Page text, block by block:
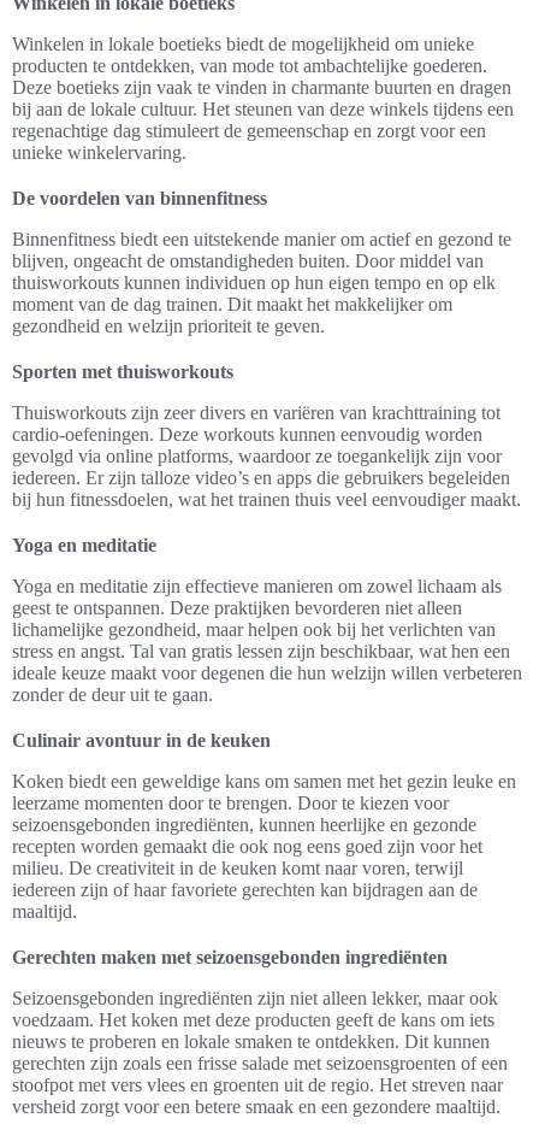
Winkelen in lokale boetieks biedt de mogelijkheid om unieke
producten te ontdekken, van mode tot ambachtelijke goederen.
Deze boetieks zijn vaak te vinden in charmante buurten en dragen
bij aan de lokale cultuur. Het steunen van deze winkels tijdens een
regenachtige dag stimuleert de gemeenschap en zorgt voor een
unieke winkelervaring.
De voordelen van binnenfitness
Binnenfitness biedt een uitstekende manier om actief en gezond te
blijven, ongeacht de omstandigheden buiten. Door middel van
thuisworkouts kunnen individuen op hun eigen tempo en op elk
moment van de dag trainen. Dit maakt het makkelijker om
gezondheid en welzijn prioriteit te geven.
Sporten met thuisworkouts
Thuisworkouts zijn zeer divers en variëren van krachttraining tot
cardio-oefeningen. Deze workouts kunnen eenvoudig worden
gevolgd via online platforms, waardoor ze toegankelijk zijn voor
iedereen. Er zijn talloze video’s en apps die gebruikers begeleiden
bij hun fitnessdoelen, wat het trainen thuis veel eenvoudiger maakt.
Yoga en meditatie
Yoga en meditatie zijn effectieve manieren om zowel lichaam als
geest te ontspannen. Deze praktijken bevorderen niet alleen
lichamelijke gezondheid, maar helpen ook bij het verlichten van
stress en angst. Tal van gratis lessen zijn beschikbaar, wat hen een
ideale keuze maakt voor degenen die hun welzijn willen verbeteren
zonder de deur uit te gaan.
Culinair avontuur in de keuken
Koken biedt een geweldige kans om samen met het gezin leuke en
leerzame momenten door te brengen. Door te kiezen voor
seizoensgebonden ingrediënten, kunnen heerlijke en gezonde
recepten worden gemaakt die ook nog eens goed zijn voor het
milieu. De creativiteit in de keuken komt naar voren, terwijl
iedereen zijn of haar favoriete gerechten kan bijdragen aan de
maaltijd.
Gerechten maken met seizoensgebonden ingrediënten
Seizoensgebonden ingrediënten zijn niet alleen lekker, maar ook
voedzaam. Het koken met deze producten geeft de kans om iets
nieuws te proberen en lokale smaken te ontdekken. Dit kunnen
gerechten zijn zoals een frisse salade met seizoensgroenten of een
stoofpot met vers vlees en groenten uit de regio. Het streven naar
versheid zorgt voor een betere smaak en een gezondere maaltijd.